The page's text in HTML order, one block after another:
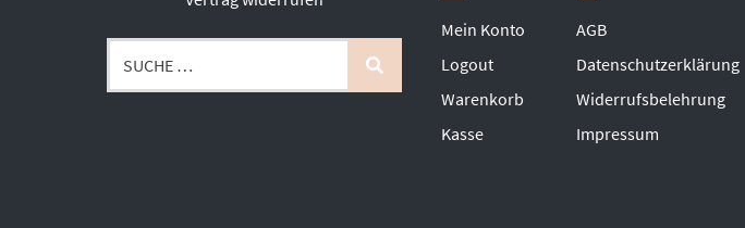
Mein Konto
Logout
Warenkorb
Kasse
AGB
Datenschutzerklärung
Widerrufsbelehrung
Impressum